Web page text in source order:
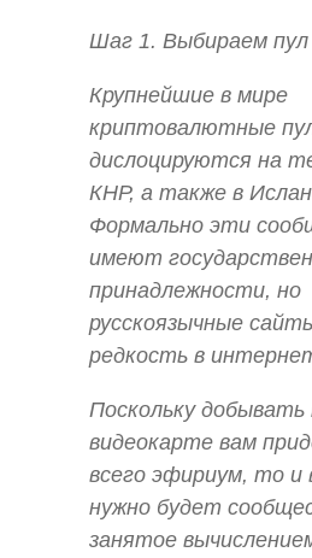
Шаг 1. Выбираем пул
Крупнейшие в мире
криптовалютные
дислоцируются на
КНР, а также в
Формально эти
имеют
принадлежности, но
русскоязычные
редкость в
Поскольку добывать
видеокарте вам
всего эфириум, то и
нужно будет
занятое